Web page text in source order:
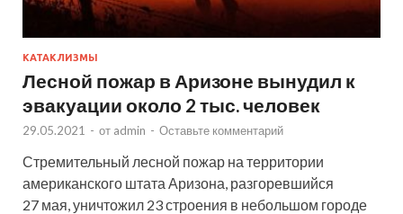
КАТАКЛИЗМЫ
Лесной пожар в Аризоне вынудил к
эвакуации около 2 тыс. человек
29.05.2021 - от admin - Оставьте комментарий
Стремительный лесной пожар на территории
американского штата Аризона, разгоревшийся
27 мая, уничтожил 23 строения в небольшом городе